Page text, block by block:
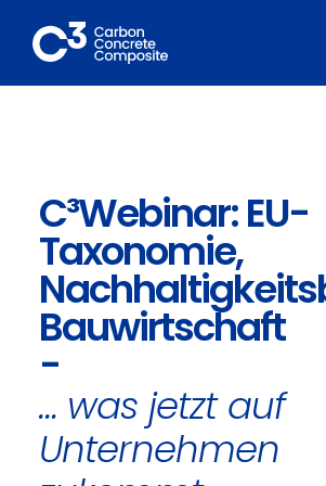
Inhalt
springen
Mitglieder
Fachbereiche
Carbonbeton
Suche
nach:
C³Webinar: EU-
Taxonomie,
Bauwirtschaft
-
… was jetzt auf
Unternehmen